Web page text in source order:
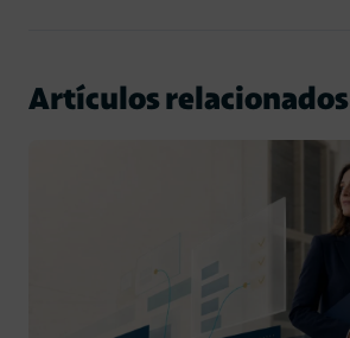
Artículos relacionados